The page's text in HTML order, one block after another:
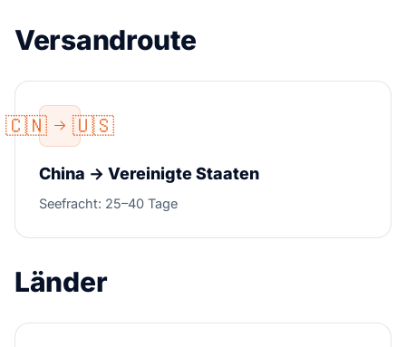
Versandroute
🇨🇳 🇺🇸
China → Vereinigte Staaten
Seefracht: 25–40 Tage
Länder